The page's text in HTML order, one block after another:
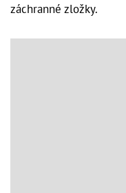
záchranné zložky.